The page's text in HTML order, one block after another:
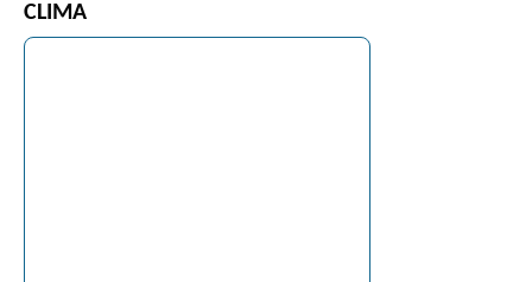
CLIMA